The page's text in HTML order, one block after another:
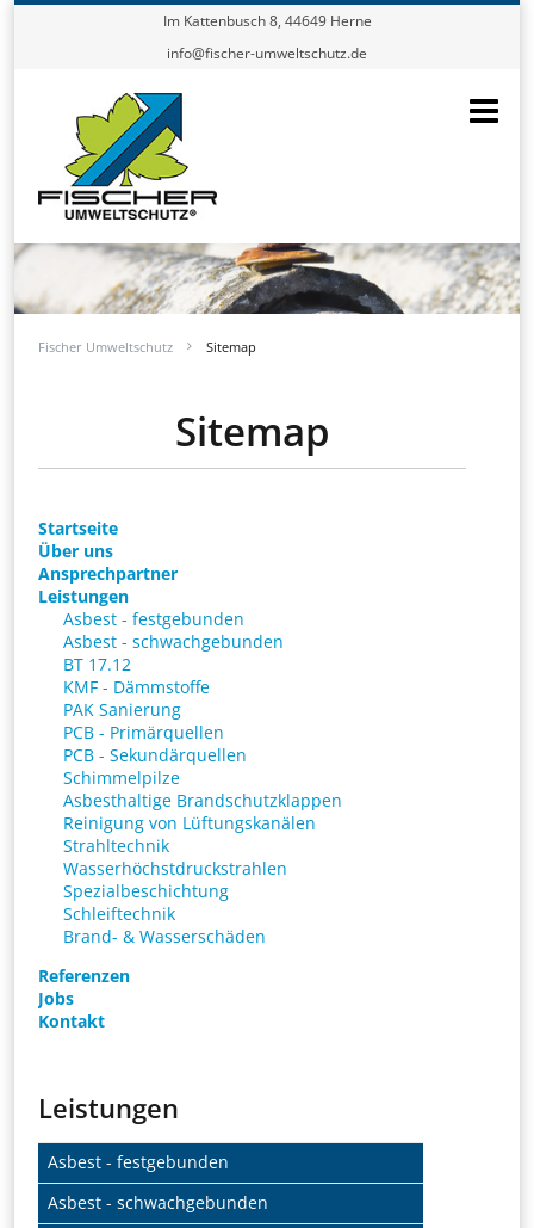
Im Kattenbusch 8, 44649 Herne
info@fischer-umweltschutz.de
Fischer Umweltschutz Sitemap
Sitemap
Startseite
Über uns
Ansprechpartner
Leistungen
Asbest - festgebunden
Asbest - schwachgebunden
BT 17.12
KMF - Dämmstoffe
PAK Sanierung
PCB - Primärquellen
PCB - Sekundärquellen
Schimmelpilze
Asbesthaltige Brandschutzklappen
Reinigung von Lüftungskanälen
Strahltechnik
Wasserhöchstdruckstrahlen
Spezialbeschichtung
Schleiftechnik
Brand- & Wasserschäden
Referenzen
Jobs
Kontakt
Leistungen
Navigation überspringen
Asbest - festgebunden
Asbest - schwachgebunden